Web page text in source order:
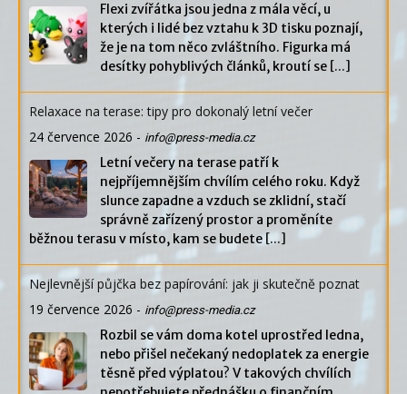
Flexi zvířátka jsou jedna z mála věcí, u
kterých i lidé bez vztahu k 3D tisku poznají,
že je na tom něco zvláštního. Figurka má
desítky pohyblivých článků, kroutí se [...]
Relaxace na terase: tipy pro dokonalý letní večer
24 července 2026 - info@press-media.cz
Letní večery na terase patří k
nejpříjemnějším chvílím celého roku. Když
slunce zapadne a vzduch se zklidní, stačí
správně zařízený prostor a proměníte
běžnou terasu v místo, kam se budete [...]
Nejlevnější půjčka bez papírování: jak ji skutečně poznat
19 července 2026 - info@press-media.cz
Rozbil se vám doma kotel uprostřed ledna,
nebo přišel nečekaný nedoplatek za energie
těsně před výplatou? V takových chvílích